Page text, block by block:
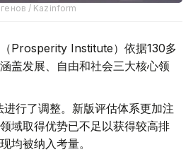
/ Kazinform
Prosperity Institute）依据130多
盖发展、自由和社会三大核心领
行了调整。新版评估体系更加注
域取得优势已不足以获得较高排
均被纳入考量。